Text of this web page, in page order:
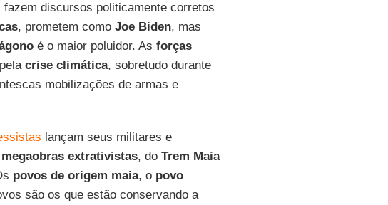
discursos politicamente corretos
, prometem como Joe Biden, mas
é o maior poluidor. As forças
crise climática, sobretudo durante
mobilizações de armas e
lançam seus militares e
megaobras extrativistas, do Trem Maia
povos de origem maia, o povo
são os que estão conservando a